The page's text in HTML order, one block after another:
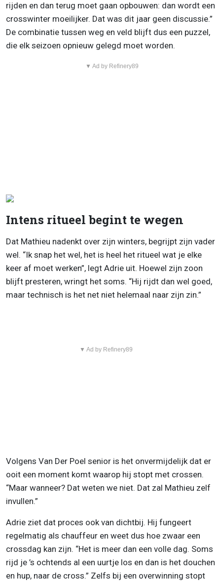
rijden en dan terug moet gaan opbouwen: dan wordt een
crosswinter moeilijker. Dat was dit jaar geen discussie.”
De combinatie tussen weg en veld blijft dus een puzzel,
die elk seizoen opnieuw gelegd moet worden.
▼ Ad by Refinery89
Intens ritueel begint te wegen
Dat Mathieu nadenkt over zijn winters, begrijpt zijn vader
wel. “Ik snap het wel, het is heel het ritueel wat je elke
keer af moet werken”, legt Adrie uit. Hoewel zijn zoon
blijft presteren, wringt het soms. “Hij rijdt dan wel goed,
maar technisch is het net niet helemaal naar zijn zin.”
▼ Ad by Refinery89
Volgens Van Der Poel senior is het onvermijdelijk dat er
ooit een moment komt waarop hij stopt met crossen.
“Maar wanneer? Dat weten we niet. Dat zal Mathieu zelf
invullen.”
Adrie ziet dat proces ook van dichtbij. Hij fungeert
regelmatig als chauffeur en weet dus hoe zwaar een
crossdag kan zijn. “Het is meer dan een volle dag. Soms
rijd je ’s ochtends al een uurtje los en dan is het douchen
en hup, naar de cross.” Zelfs bij een overwinning stopt